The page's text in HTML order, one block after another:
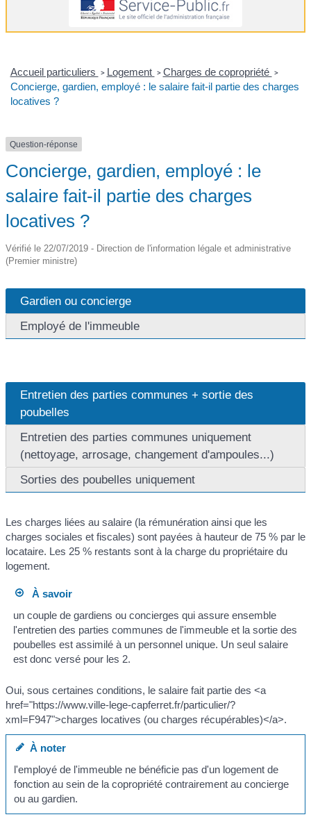
Accueil particuliers > Logement > Charges de copropriété >
Concierge, gardien, employé : le salaire fait-il partie des charges
locatives ?
Question-réponse
Concierge, gardien, employé : le
salaire fait-il partie des charges
locatives ?
Vérifié le 22/07/2019 - Direction de l'information légale et administrative
(Premier ministre)
Gardien ou concierge
Employé de l'immeuble
Entretien des parties communes + sortie des
poubelles
Entretien des parties communes uniquement
(nettoyage, arrosage, changement d'ampoules...)
Sorties des poubelles uniquement
Les charges liées au salaire (la rémunération ainsi que les
charges sociales et fiscales) sont payées à hauteur de 75 % par le
locataire. Les 25 % restants sont à la charge du propriétaire du
logement.
À savoir
un couple de gardiens ou concierges qui assure ensemble
l'entretien des parties communes de l'immeuble et la sortie des
poubelles est assimilé à un personnel unique. Un seul salaire
est donc versé pour les 2.
Oui, sous certaines conditions, le salaire fait partie des <a
href="https://www.ville-lege-capferret.fr/particulier/?
xml=F947">charges locatives (ou charges récupérables)</a>.
À noter
l'employé de l'immeuble ne bénéficie pas d'un logement de
fonction au sein de la copropriété contrairement au concierge
ou au gardien.